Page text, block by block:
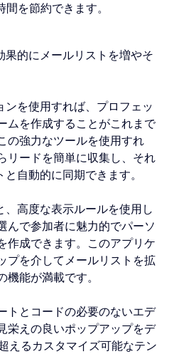
を節約できます。
的にメールリストを増やそ
を使用すれば、プロフェッ
ムを作成することがこれまで
の強力なツールを使用すれ
リードを簡単に収集し、それ
自動的に同期できます。
高度な表示ルールを使用し
んで参加者に魅力的でパーソ
作成できます。このアプリケ
プを介してメールリストを拡
能が満載です。
トとコードの必要のないエデ
栄えの良いポップアップをデ
えるカスタマイズ可能なテン